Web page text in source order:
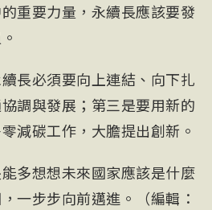
重要力量，永續長應該要發
長必須要向上連結、向下扎
調與發展；第三是要用新的
減碳工作，大膽提出創新。
多想想未來國家應該是什麼
一步步向前邁進。（編輯：